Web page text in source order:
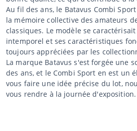
Au fil des ans, le Batavus Combi
la mémoire collective des amateurs
classiques. Le modèle se
intemporel et ses caractéristiques
toujours appréciées par les
La marque Batavus s'est forgée une
des ans, et le Combi Sport en est un
vous faire une idée précise du lot,
vous rendre à la journée d'exposition.